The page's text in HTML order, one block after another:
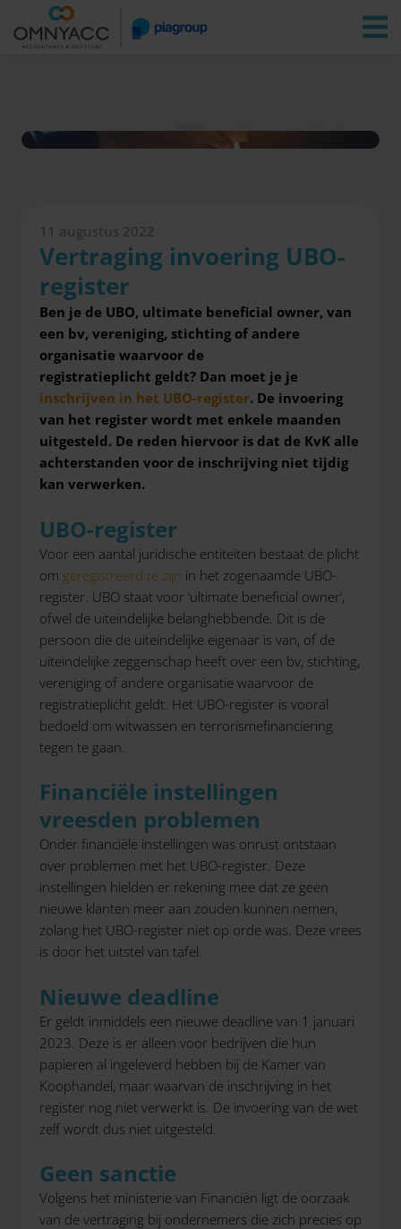
Vestigingen Zoeken
11 augustus 2022
Vertraging invoering UBO-
register
Ben je de UBO, ultimate beneficial owner, van
een bv, vereniging, stichting of andere
organisatie waarvoor de
registratieplicht geldt? Dan moet je je
inschrijven in het UBO-register. De invoering
van het register wordt met enkele maanden
uitgesteld. De reden hiervoor is dat de KvK alle
achterstanden voor de inschrijving niet tijdig
kan verwerken.
UBO-register
Voor een aantal juridische entiteiten bestaat de plicht
om geregistreerd te zijn in het zogenaamde UBO-
register. UBO staat voor ‘ultimate beneficial owner’,
ofwel de uiteindelijke belanghebbende. Dit is de
persoon die de uiteindelijke eigenaar is van, of de
uiteindelijke zeggenschap heeft over een bv, stichting,
vereniging of andere organisatie waarvoor de
registratieplicht geldt. Het UBO-register is vooral
bedoeld om witwassen en terrorismefinanciering
tegen te gaan.
Financiële instellingen
vreesden problemen
Onder financiële instellingen was onrust ontstaan
over problemen met het UBO-register. Deze
instellingen hielden er rekening mee dat ze geen
nieuwe klanten meer aan zouden kunnen nemen,
zolang het UBO-register niet op orde was. Deze vrees
is door het uitstel van tafel.
Nieuwe deadline
Er geldt inmiddels een nieuwe deadline van 1 januari
2023. Deze is er alleen voor bedrijven die hun
papieren al ingeleverd hebben bij de Kamer van
Koophandel, maar waarvan de inschrijving in het
register nog niet verwerkt is. De invoering van de wet
zelf wordt dus niet uitgesteld.
Geen sanctie
Volgens het ministerie van Financiën ligt de oorzaak
van de vertraging bij ondernemers die zich precies op